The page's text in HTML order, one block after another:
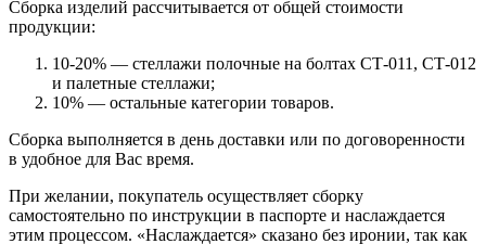
Сборка изделий рассчитывается от общей стоимости
продукции:
10-20% — стеллажи полочные на болтах СТ-011, СТ-012
и палетные стеллажи;
10% — остальные категории товаров.
Сборка выполняется в день доставки или по договоренности
в удобное для Вас время.
При желании, покупатель осуществляет сборку
самостоятельно по инструкции в паспорте и наслаждается
этим процессом. «Наслаждается» сказано без иронии, так как